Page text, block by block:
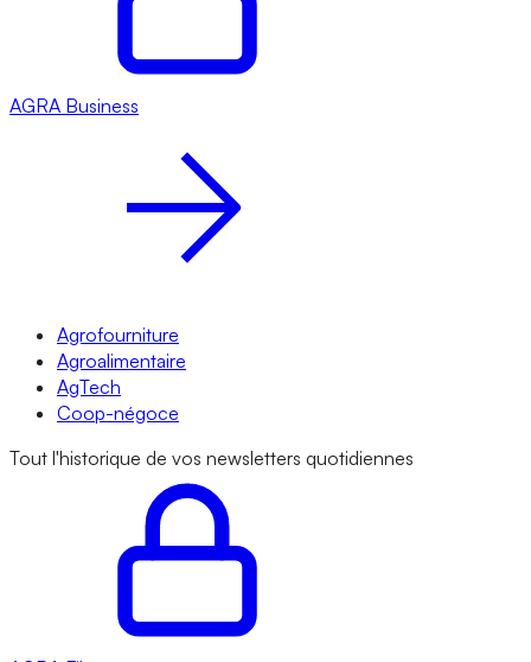
AGRA Business
Agrofourniture
Agroalimentaire
AgTech
Coop-négoce
Tout l'historique de vos newsletters quotidiennes